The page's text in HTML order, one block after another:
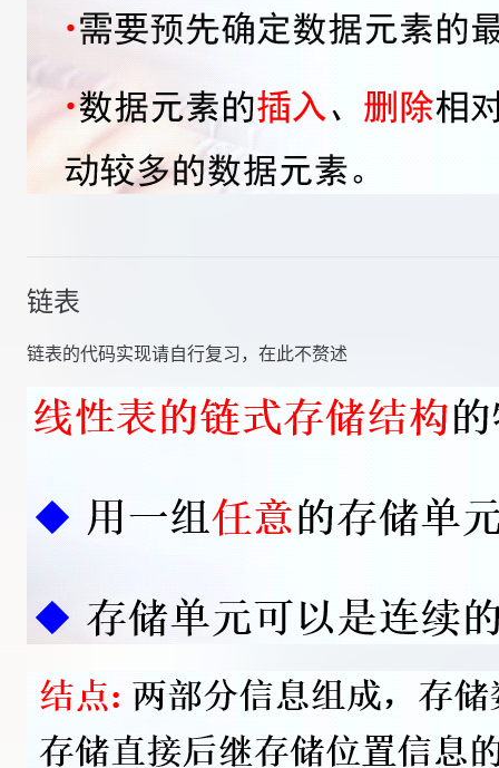
链表
链表的代码实现请自行复习，在此不赘述